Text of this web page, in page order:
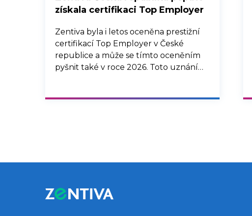
získala certifikaci Top Employer
Zentiva byla i letos oceněna prestižní
certifikací Top Employer v České
republice a může se tímto oceněním
pyšnit také v roce 2026. Toto uznání
procesy a komunikace, společně se